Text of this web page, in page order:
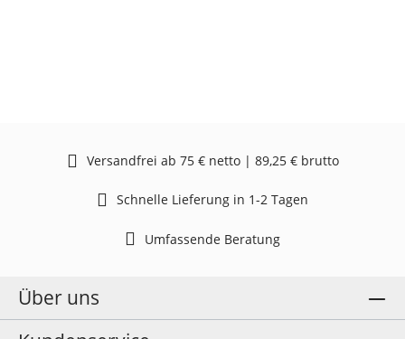
Versandfrei ab 75 € netto | 89,25 € brutto
Schnelle Lieferung in 1-2 Tagen
Umfassende Beratung
Über uns